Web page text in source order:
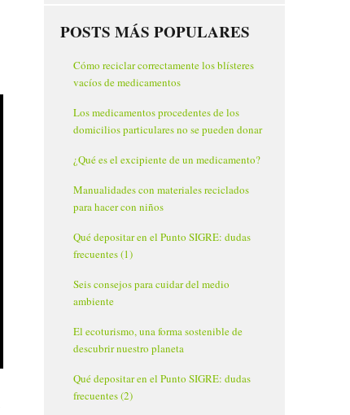
POSTS MÁS POPULARES
Cómo reciclar correctamente los blísteres
vacíos de medicamentos
Los medicamentos procedentes de los
domicilios particulares no se pueden donar
¿Qué es el excipiente de un medicamento?
Manualidades con materiales reciclados
para hacer con niños
Qué depositar en el Punto SIGRE: dudas
frecuentes (1)
Seis consejos para cuidar del medio
ambiente
El ecoturismo, una forma sostenible de
descubrir nuestro planeta
Qué depositar en el Punto SIGRE: dudas
frecuentes (2)